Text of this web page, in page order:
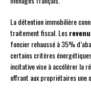
La détention immobilière
traitement fiscal. Les
foncier rehaussé à 35%
certains critères
incitative vise à accélérer la
offrant aux propriétaires une